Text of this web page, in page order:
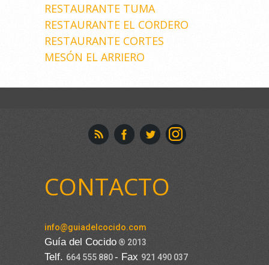
RESTAURANTE TUMA
RESTAURANTE EL CORDERO
RESTAURANTE CORTES
MESÓN EL ARRIERO
CONTACTO
info@guiadelcocido.com
Guía del Cocido ® 2013
Telf. 664 555 880- Fax 921 490 037